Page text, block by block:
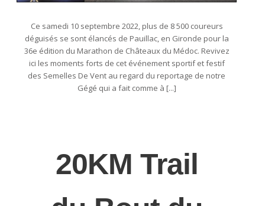
Ce samedi 10 septembre 2022, plus de 8 500 coureurs
déguisés se sont élancés de Pauillac, en Gironde pour la
36e édition du Marathon de Châteaux du Médoc. Revivez
ici les moments forts de cet événement sportif et festif
des Semelles De Vent au regard du reportage de notre
Gégé qui a fait comme à [...]
20KM Trail